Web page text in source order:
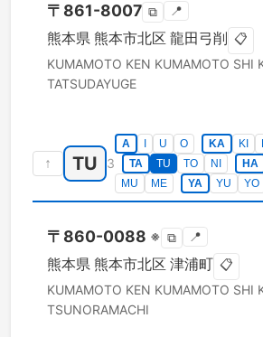
〒 861-8007 ⧉ 📍
熊本県 熊本市北区 龍田弓削 📋
KUMAMOTO KEN KUMAMOTO SHI
TATSUDAYUGE
↑ TU 3
A U O KA KI
TA
TU TO NI HA
MU
ME YA YU YO
〒 860-0088 ※ ⧉ 📍
熊本県 熊本市北区 津浦町 📋
KUMAMOTO KEN KUMAMOTO SHI
TSUNORAMACHI